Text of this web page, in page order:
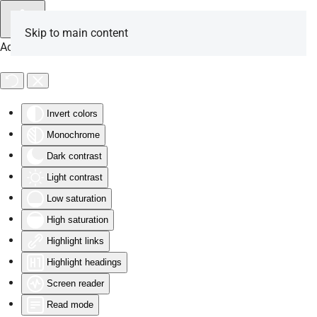
Accessibility Tools
Invert colors
Monochrome
Dark contrast
Light contrast
Low saturation
High saturation
Highlight links
Highlight headings
Screen reader
Read mode
Skip to main content